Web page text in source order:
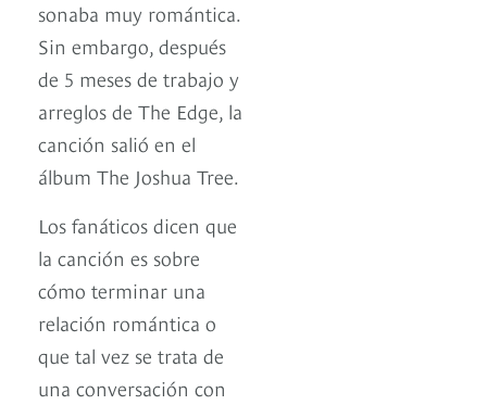
sonaba muy romántica.
Sin embargo, después
de 5 meses de trabajo y
arreglos de The Edge, la
canción salió en el
álbum The Joshua Tree.
Los fanáticos dicen que
la canción es sobre
cómo terminar una
relación romántica o
que tal vez se trata de
una conversación con